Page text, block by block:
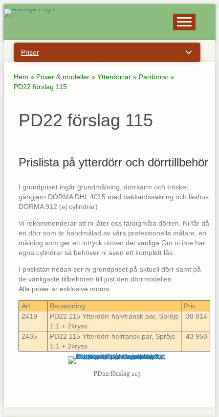
Priser
Hem » Priser & modeller » Ytterdörrar » Pardörrar »
PD22 förslag 115
PD22 förslag 115
Prislista på ytterdörr och dörrtillbehör
I grundpriset ingår grundmålning, dörrkarm och tröskel,
gångjärn DORMA DHL 4015 med bakkantssäkring och låshus
DORMA 912 (ej cylindrar)
Vi rekommenderar att ni låter oss färdigmåla dörren. Ni får då
en dörr som är handmålad av våra professionella målare, en
målning som ger ett intryck utöver det vanliga.Om ni inte har
egna cylindrar så behöver ni även ett komplett lås.
I prislistan nedan ser ni grundpriset på aktuell dörr samt på
de vanligaste tillbehören till just den dörrmodellen.
Alla priser är exklusive moms.
Art Benämning
Pris
2419
PD22 115 Ytterdörr halvfransk par, Spröjs
1:1 + 2kryss
38 814
2435
PD22 115 Ytterdörr helfransk par, Spröjs
1:1 + 2kryss
43 950
PD22 förslag 115